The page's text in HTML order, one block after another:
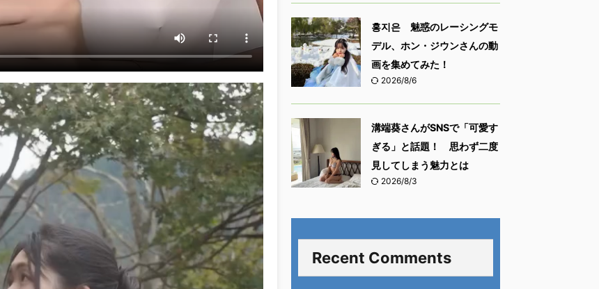
홍지은 魅惑のレーシングモ
デル、ホン・ジウンさんの動
画を集めてみた！
2026/8/6
溝端葵さんがSNSで「可愛す
ぎる」と話題！ 思わず二度
見してしまう魅力とは
2026/8/3
Recent Comments